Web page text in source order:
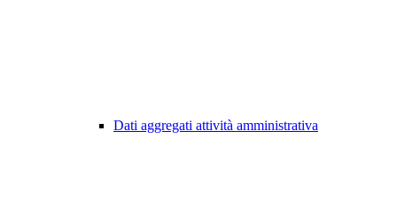
Dati aggregati attività amministrativa